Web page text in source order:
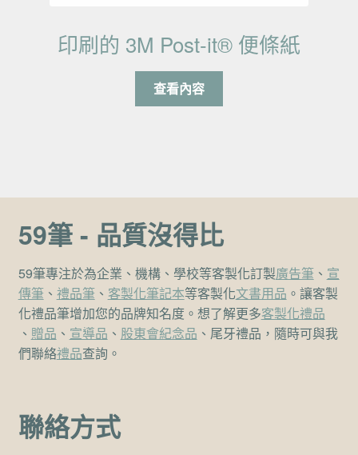
印刷的 3M Post-it® 便條紙
查看內容
59筆 - 品質沒得比
59筆專注於為企業、機構、學校等客製化訂製廣告筆、 宣
傳筆、 禮品筆、 客製化筆記本等客製化文書用品 。讓客製
化禮品筆增加您的品牌知名度。想了解更多客製化禮品
、 贈品 、 宣導品 、 股東會紀念品 、尾牙禮品，隨時可與我
們聯絡禮品查詢。
聯絡方式